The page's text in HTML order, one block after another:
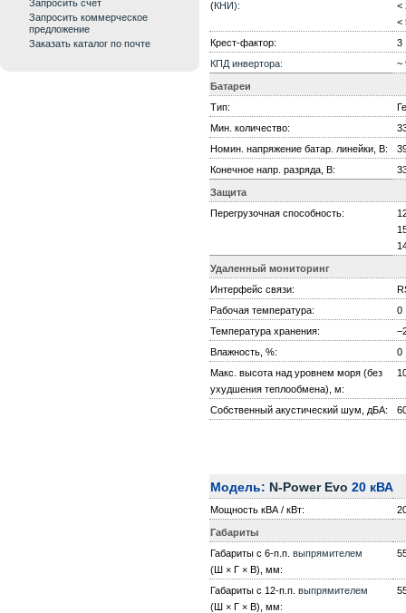
Запросить счет
Запросить коммерческое
предложение
Заказать каталог по почте
(КНИ):
<
<
Крест-фактор:
3
КПД инвертора: ~
Батареи
Тип:
Мин. количество:
Номин. напряжение батар. линейки, В:
Конечное напр. разряда, В:
Защита
Перегрузочная способность:
Удаленный мониторинг
Интерфейс связи:
Рабочая температура:
0
Температура хранения:
Влажность, %:
0
Макс. высота над уровнем моря (без
ухудшения теплообмена), м:
Собственный акустический шум, дБА:
Модель: N-Power Evo 20 кВА
Мощность кВА / кВт:
Габариты
Габариты с 6-п.п. выпрямителем
(Ш × Г × В), мм:
Габариты с 12-п.п. выпрямителем
(Ш × Г × В), мм: